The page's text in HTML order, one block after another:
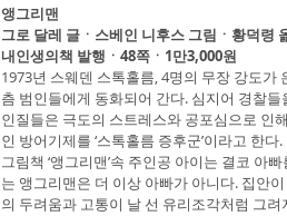
앵그리맨
그로 달레 글ㆍ스베인 니후스 그림ㆍ황덕령
내인생의책 발행ㆍ48쪽ㆍ1만3,000원
1973년 스웨덴 스톡홀름, 4명의 무장 강도
츰 범인들에게 동화되어 간다. 심지어 경찰
인질들은 극도의 스트레스와 공포심으로 인
인 방어기제를 ‘스톡홀름 증후군’이라고 한
그림책 ‘앵그리맨’속 주인공 아이는 결코 아
는 앵그리맨은 더 이상 아빠가 아니다. 집안
의 두려움과 고통이 날 선 유리조각처럼 그려